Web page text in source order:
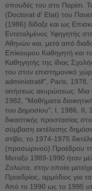
σπουδές του στο Παρίσι.
(Doctorat d' Etat) του
(1986) δίδαξε και ως
Εντεταλμένος Υφηγητής
Αθηνών και, μετά από
Επίκουρου Καθηγητή και
Καθηγητής της ίδιας
του στον επιστημονικό
administratif", Paris, 1978,
αιτήσεως ακυρώσεως: Μια
1982, "Μαθήματα
του Δημοσίου", Ι, 1986, ΙΙ,
δικαστικής προστασίας
σύμβαση εκτέλεσης
στίβο, το 1974-1975
(προσωρινού) Προέδρου
Μεταξύ 1989-1990 ήταν
Ζολώτα, στην οποία
Προεδρίας, αρμόδιος για
Από το 1990 ως το 1995